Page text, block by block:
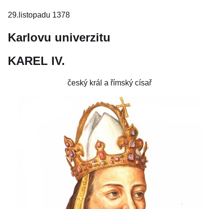
29.listopadu 1378
Karlovu univerzitu
KAREL IV.
český král a římský císař